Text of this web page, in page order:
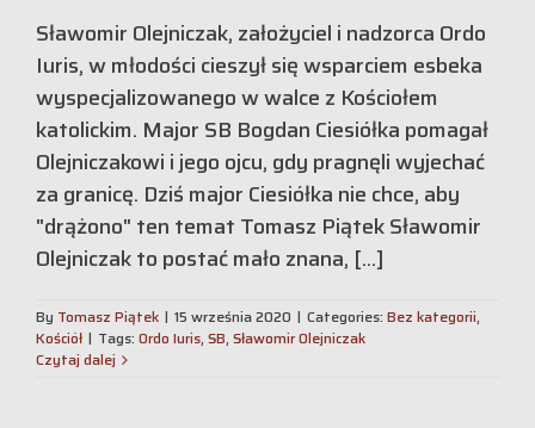
Sławomir Olejniczak, założyciel i nadzorca Ordo
Iuris, w młodości cieszył się wsparciem esbeka
wyspecjalizowanego w walce z Kościołem
katolickim. Major SB Bogdan Ciesiółka pomagał
Olejniczakowi i jego ojcu, gdy pragnęli wyjechać
za granicę. Dziś major Ciesiółka nie chce, aby
"drążono" ten temat Tomasz Piątek Sławomir
Olejniczak to postać mało znana, [...]
By Tomasz Piątek | 15 września 2020 | Categories: Bez kategorii,
Kościół | Tags: Ordo Iuris, SB, Sławomir Olejniczak
Czytaj dalej